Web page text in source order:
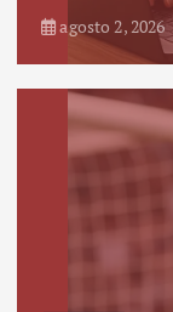
agosto 2, 2026